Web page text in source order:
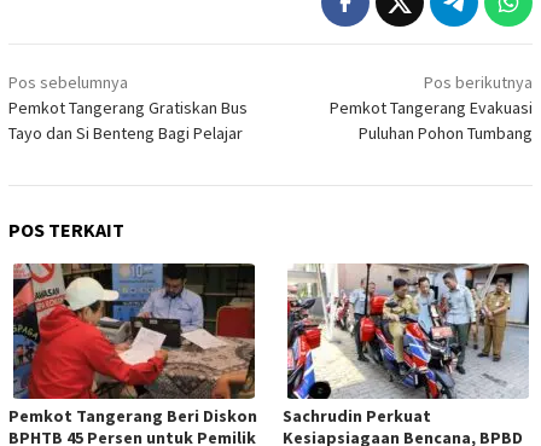
Navigasi
pos
Pos sebelumnya
Pemkot Tangerang Gratiskan Bus
Tayo dan Si Benteng Bagi Pelajar
Pos berikutnya
Pemkot Tangerang Evakuasi
Puluhan Pohon Tumbang
POS TERKAIT
Pemkot Tangerang Beri Diskon
BPHTB 45 Persen untuk Pemilik
Sachrudin Perkuat
Kesiapsiagaan Bencana, BPBD